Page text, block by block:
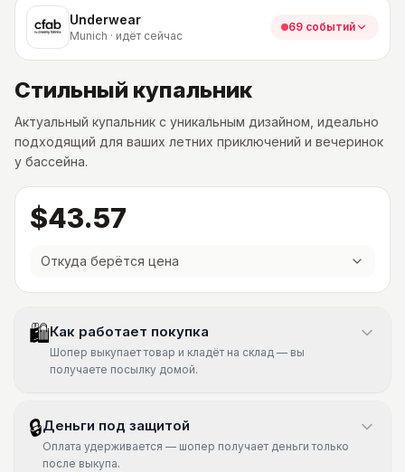
Underwear
Munich · идёт сейчас
69 событий
Стильный купальник
Актуальный купальник с уникальным дизайном, идеально
подходящий для ваших летних приключений и вечеринок
у бассейна.
$43.57
Откуда берётся цена
🛍Как работает покупка
Шопер выкупает товар и кладёт на склад — вы
получаете посылку домой.
🔒Деньги под защитой
Оплата удерживается — шопер получает деньги только
после выкупа.